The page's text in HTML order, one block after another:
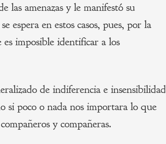
las amenazas y le manifestó su
espera en estos casos, pues, por la
es imposible identificar a los
de indiferencia e insensibilidad
si poco o nada nos importara lo que
y compañeras.